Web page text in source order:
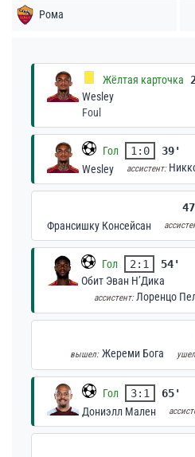
Рома
Жёлтая карточка
Wesley
Foul
Гол 1:0
39'
Wesley
ассистент:
Франсишку Консейсан
Гол 2:1
54'
Обит Эван Н’Дика
ассистент: Лоренцо
вышел: Жереми Бога
Гол 3:1
65'
Дониэлл Мален